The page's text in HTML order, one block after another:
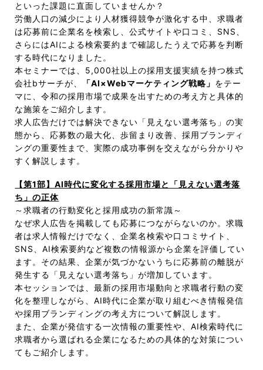
といった課題に直面していませんか？
労働人口の減少により人材獲得競争が激化する中、求職者
は応募前に企業名を検索し、公式サイトや口コミ、SNS、
さらにはAIによる検索要約まで確認したうえで応募を判断
する時代になりました。
本セミナーでは、5,000社以上の採用支援実績を持つ株式
会社bサーチが、
「AI×Webマーケティング戦略」 をテー
マに、令和の採用市場で成果を出すための考え方と具体的
な施策をご紹介します。
求人広告だけでは解決できない「見えない選考落ち」の実
態から、応募数の最大化、歩留まり改善、採用ブランディ
ングの重要性まで、実際の成功事例を交えながら分かりや
すく解説します。
【第1部】AI時代に変化する採用市場と「見えない選考落
ち」の正体
～求職者の行動変化と採用成功の新常識～
なぜ求人広告を掲載しても応募につながらないのか。求職
者は求人情報だけでなく、企業名検索や口コミサイト、
SNS、AI検索要約など複数の情報源から企業を評価してい
ます。その結果、企業が気づかないうちに応募前の離脱が
発生する「見えない選考落ち」が増加しています。
本セッションでは、最新の採用市場動向と求職者行動の変
化を整理しながら、AI時代に企業が取り組むべき情報発信
や採用ブランディングの考え方について解説します。
また、企業が発信する一次情報の重要性や、AI検索時代に
求職者から選ばれる企業になるための具体的な対策につい
てもご紹介します。